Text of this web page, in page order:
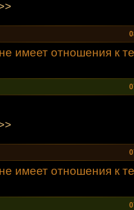
имеет отношения к
имеет отношения к